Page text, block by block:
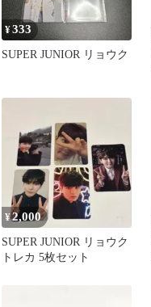
¥333
SUPER JUNIOR リョウク
¥2,000
SUPER JUNIOR リョウク
トレカ 5枚セット